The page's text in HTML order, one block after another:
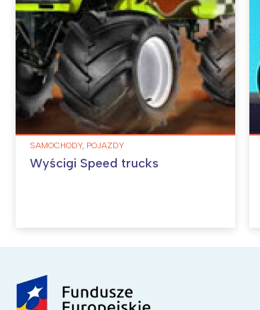
SAMOCHODY, POJAZDY
Wyścigi Speed trucks